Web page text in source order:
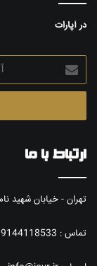
در آپارات
آدرس
ایمیل
خود
وارد
ارتباط با ما
تهران - خیابان شهيد
تماس : 09144118533